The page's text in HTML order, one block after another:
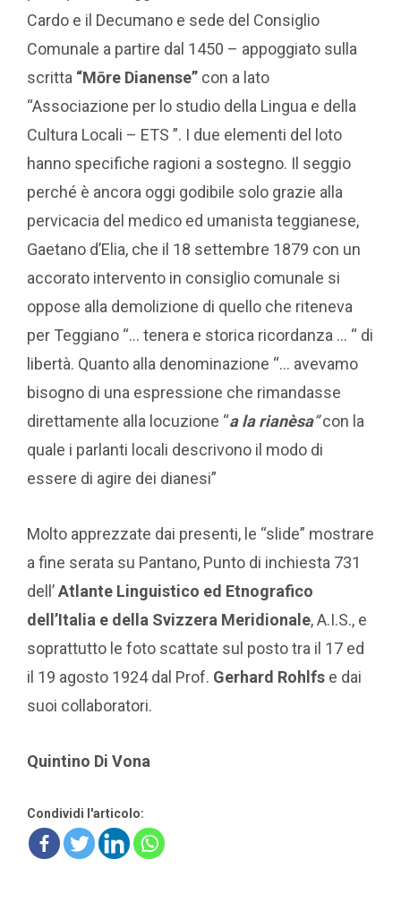
Cardo e il Decumano e sede del Consiglio
Comunale a partire dal 1450 – appoggiato sulla
scritta “Mōre Dianense” con a lato
“Associazione per lo studio della Lingua e della
Cultura Locali – ETS ”. I due elementi del loto
hanno specifiche ragioni a sostegno. Il seggio
perché è ancora oggi godibile solo grazie alla
pervicacia del medico ed umanista teggianese,
Gaetano d’Elia, che il 18 settembre 1879 con un
accorato intervento in consiglio comunale si
oppose alla demolizione di quello che riteneva
per Teggiano “… tenera e storica ricordanza … “ di
libertà. Quanto alla denominazione “… avevamo
bisogno di una espressione che rimandasse
direttamente alla locuzione “a la rianèsa”con la
quale i parlanti locali descrivono il modo di
essere di agire dei dianesi”
Molto apprezzate dai presenti, le “slide” mostrare
a fine serata su Pantano, Punto di inchiesta 731
dell’Atlante Linguistico ed Etnografico
dell’Italia e della Svizzera Meridionale, A.I.S., e
soprattutto le foto scattate sul posto tra il 17 ed
il 19 agosto 1924 dal Prof. Gerhard Rohlfs e dai
suoi collaboratori.
Quintino Di Vona
Condividi l'articolo: